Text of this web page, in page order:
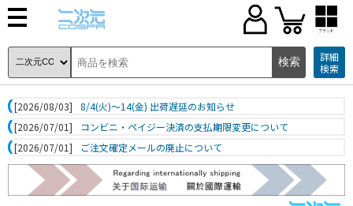
ブランド
詳細
検索
[2026/08/03]
8/4(火)～14(金) 出荷遅延のお知らせ
[2026/07/01]
コンビニ・ペイジー決済の支払期限変更について
[2026/07/01]
ご注文確定メールの廃止について